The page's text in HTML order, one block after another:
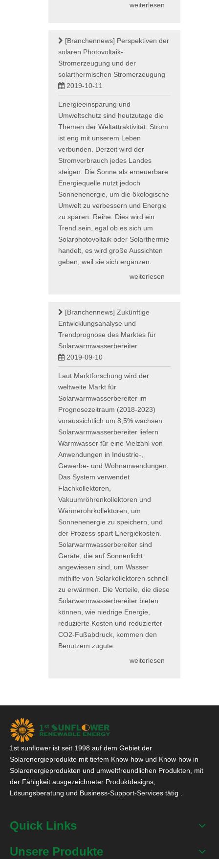
weiterlesen
[Branchennews] Perspektiven der
solaren Photovoltaik-
Stromerzeugung und der
solarthermischen Stromerzeugung
2019-10-11
Energieeinsparung und
Umweltschutz sind heutzutage die
Themen der Weltattraktivität. Strom
ist eng mit unserem Leben
verbunden. Derzeit wird der
Stromverbrauch jedes Landes
steigen. Die Sonne als erneuerbare
Energiequelle nutzt jedoch
Sonnenenergie, um die ökologische
Umwelt zu verbessern und Energie
zu sparen. Reihe. Dies wird ein
Trend sein, egal ob es sich um
Solarphotovoltaik oder Solarthermie
handelt, es wird große Aussichten
geben, weil sie sich ergänzen.
weiterlesen
[Branchennews] Zukünftige
Entwicklungsanalyse und
Trendprognose des Marktes für
Solarwarmwasserbereiter
2019-09-10
Laut Marktforschung wird der
weltweite Markt für
Solarwarmwasserbereiter im
Prognosezeitraum (2018-2023)
voraussichtlich um 8,5% wachsen.
Solarwarmwasserbereiter liefern
Warmwasser für eine Vielzahl von
Anwendungen in Industrie-,
Gewerbe- und Wohnanwendungen.
Das System verwendet
Flachkollektoren,
Vakuumröhrenkollektoren und
Wärmerohrkollektoren, um
Sonnenenergie zu speichern, und
der Prozess spart Energiekosten.
Solarwarmwasserbereiter sind
Geräte, die auf Sonnenlicht
angewiesen sind, um Wasser
mithilfe von Solarkollektoren schnell
zu erwärmen. Die Vorteile, die diese
Solarwarmwasserbereiter bieten
können, wie niedrige Energie,
reduzierte Kosten und reduzierter
CO2-Fußabdruck, kommen den
Benutzern zugute.
weiterlesen
1st sunflower ist seit 1998 auf dem Gebiet der
Solarenergieprodukte mit tiefem Know-how und Know-how in
Solarenergieprodukten und umweltfreundlichen Produkten, mit
der Fähigkeit ausgezeichneter Produktdesigns,
Lösungsberatung und Business-Support-Services tätig .
Quick Links
Unsere Produkte